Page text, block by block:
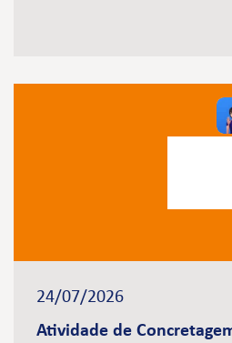
24/07/2026
Atividade de